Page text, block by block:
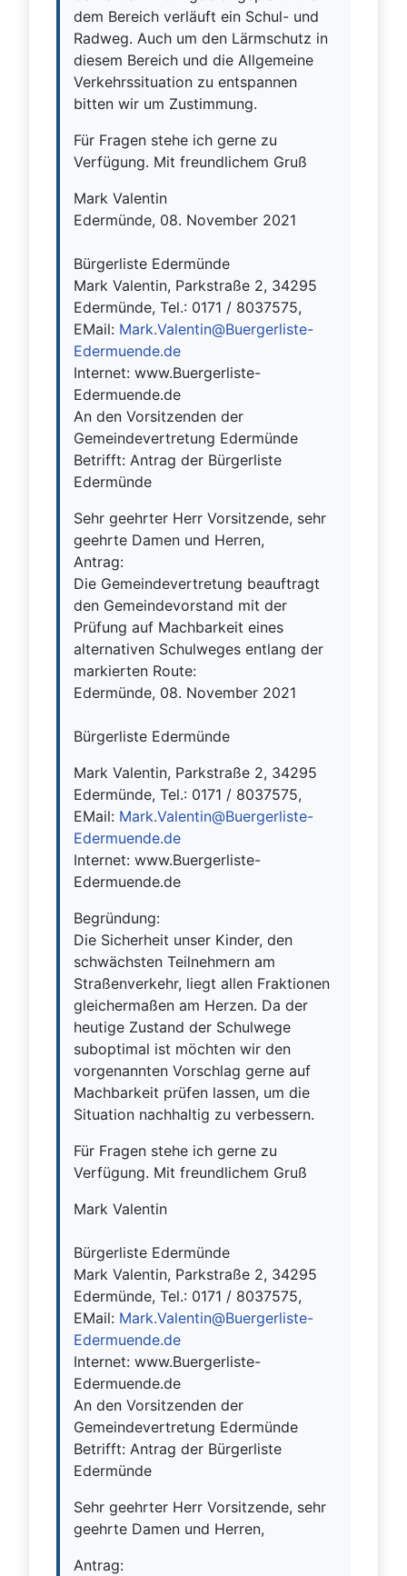
dem Bereich verläuft ein Schul- und
Radweg. Auch um den Lärmschutz in
diesem Bereich und die Allgemeine
Verkehrssituation zu entspannen
bitten wir um Zustimmung.
Für Fragen stehe ich gerne zu
Verfügung. Mit freundlichem Gruß
Mark Valentin
Edermünde, 08. November 2021
Bürgerliste Edermünde
Mark Valentin, Parkstraße 2, 34295
Edermünde, Tel.: 0171 / 8037575,
EMail: Mark.Valentin@Buergerliste-
Edermuende.de
Internet: www.Buergerliste-
Edermuende.de
An den Vorsitzenden der
Gemeindevertretung Edermünde
Betrifft: Antrag der Bürgerliste
Edermünde
Sehr geehrter Herr Vorsitzende, sehr
geehrte Damen und Herren,
Antrag:
Die Gemeindevertretung beauftragt
den Gemeindevorstand mit der
Prüfung auf Machbarkeit eines
alternativen Schulweges entlang der
markierten Route:
Edermünde, 08. November 2021
Bürgerliste Edermünde
Mark Valentin, Parkstraße 2, 34295
Edermünde, Tel.: 0171 / 8037575,
EMail: Mark.Valentin@Buergerliste-
Edermuende.de
Internet: www.Buergerliste-
Edermuende.de
Begründung:
Die Sicherheit unser Kinder, den
schwächsten Teilnehmern am
Straßenverkehr, liegt allen Fraktionen
gleichermaßen am Herzen. Da der
heutige Zustand der Schulwege
suboptimal ist möchten wir den
vorgenannten Vorschlag gerne auf
Machbarkeit prüfen lassen, um die
Situation nachhaltig zu verbessern.
Für Fragen stehe ich gerne zu
Verfügung. Mit freundlichem Gruß
Mark Valentin
Bürgerliste Edermünde
Mark Valentin, Parkstraße 2, 34295
Edermünde, Tel.: 0171 / 8037575,
EMail: Mark.Valentin@Buergerliste-
Edermuende.de
Internet: www.Buergerliste-
Edermuende.de
An den Vorsitzenden der
Gemeindevertretung Edermünde
Betrifft: Antrag der Bürgerliste
Edermünde
Sehr geehrter Herr Vorsitzende, sehr
geehrte Damen und Herren,
Antrag: